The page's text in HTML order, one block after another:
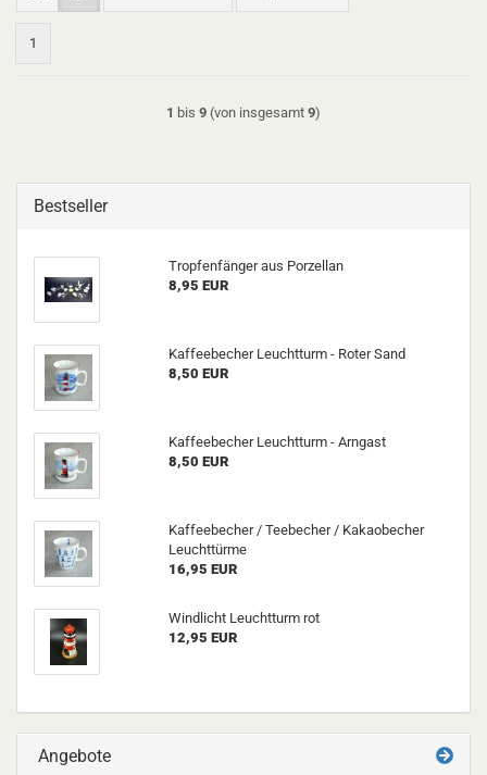
1
1 bis 9 (von insgesamt 9)
Bestseller
Tropfenfänger aus Porzellan
8,95 EUR
Kaffeebecher Leuchtturm - Roter Sand
8,50 EUR
Kaffeebecher Leuchtturm - Arngast
8,50 EUR
Kaffeebecher / Teebecher / Kakaobecher
Leuchttürme
16,95 EUR
Windlicht Leuchtturm rot
12,95 EUR
Angebote